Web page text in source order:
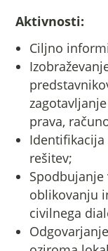
Aktivnosti:
Ciljno
prava,
rešitev;
oblikovanju
civilnega